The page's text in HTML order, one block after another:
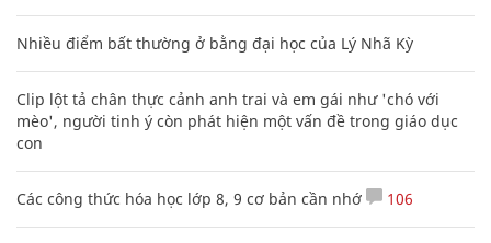
Nhiều điểm bất thường ở bằng đại học của Lý Nhã Kỳ
Clip lột tả chân thực cảnh anh trai và em gái như 'chó với
mèo', người tinh ý còn phát hiện một vấn đề trong giáo dục
con
Các công thức hóa học lớp 8, 9 cơ bản cần nhớ 106